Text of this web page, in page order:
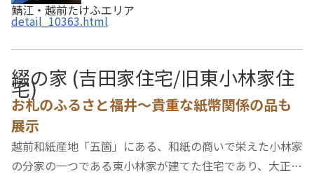
鯖江・越前たけふエリア
detail_10363.html
綴の家 (吉田家住宅/旧東小林家住
宅)
お札のふるさと福井～貴重な紙幣関係の品も
展示
越前和紙産地「五箇」にある、和紙の商いで栄えた小林家
の分家の一つである東小林家が建てた住宅であり、大正初